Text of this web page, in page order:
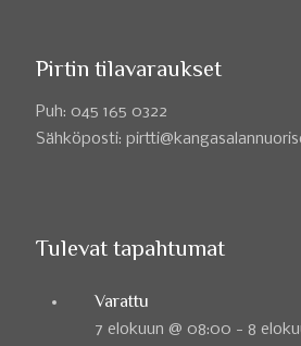
Pirtin tilavaraukset
Puh: 045 165 0322
Sähköposti:
Tulevat tapahtumat
Varattu
7 elokuun @ 08:00 - 8